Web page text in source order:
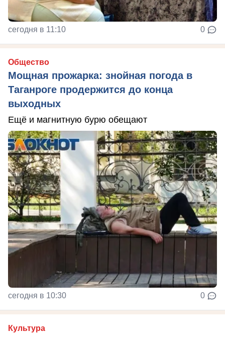
сегодня в 11:10 0
Общество
Мощная прожарка: знойная погода в
Таганроге продержится до конца
выходных
Ещё и магнитную бурю обещают
сегодня в 10:30 0
Культура